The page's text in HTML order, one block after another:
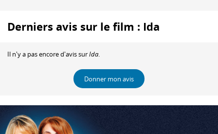
Derniers avis sur le film : Ida
Il n'y a pas encore d'avis surIda.
Donner mon avis